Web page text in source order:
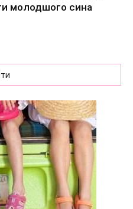
молодшого сина